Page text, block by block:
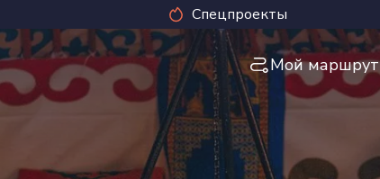
Спецпроекты
Мой маршрут